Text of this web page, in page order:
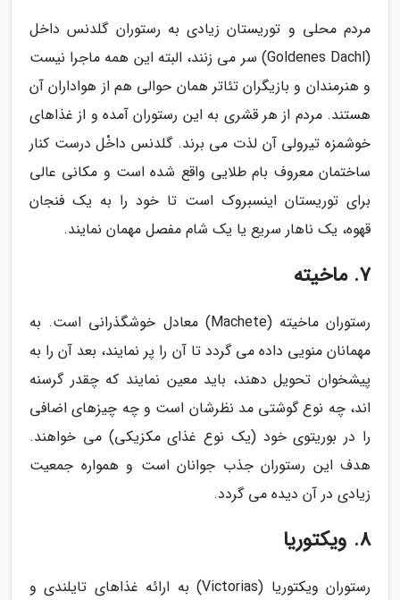
مردم محلی و توریستان زیادی به رستوران گلدنس داخل
(Goldenes Dachl) سر می زنند، البته این همه ماجرا نیست
و هنرمندان و بازیگران تئاتر همان حوالی هم از هواداران آن
هستند. مردم از هر قشری به این رستوران آمده و از غذاهای
خوشمزه تیرولی آن لذت می برند. گلدنس داخْل درست کنار
ساختمان معروف بام طلایی واقع شده است و مکانی عالی
برای توریستان اینسبروک است تا خود را به یک فنجان
قهوه، یک ناهار سریع یا یک شام مفصل مهمان نمایند.
7. ماخیته
رستوران ماخیته (Machete) معادل خوشگذرانی است. به
مهمانان منویی داده می گردد تا آن را پر نمایند، بعد آن را به
پیشخوان تحویل دهند، باید معین نمایند که چقدر گرسنه
اند، چه نوع گوشتی مد نظرشان است و چه چیزهای اضافی
را در بوریتوی خود (یک نوع غذای مکزیکی) می خواهند.
هدف این رستوران جذب جوانان است و همواره جمعیت
زیادی در آن دیده می گردد.
8. ویکتوریا
رستوران ویکتوریا (Victorias) به ارائه غذاهای تایلندی و